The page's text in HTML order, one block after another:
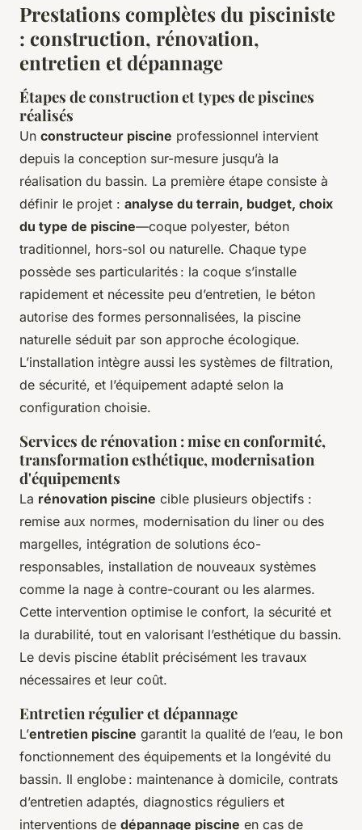
Prestations complètes du pisciniste
: construction, rénovation,
entretien et dépannage
Étapes de construction et types de piscines
réalisés
Un constructeur piscine professionnel intervient
depuis la conception sur-mesure jusqu’à la
réalisation du bassin. La première étape consiste à
définir le projet : analyse du terrain, budget, choix
du type de piscine—coque polyester, béton
traditionnel, hors-sol ou naturelle. Chaque type
possède ses particularités : la coque s’installe
rapidement et nécessite peu d’entretien, le béton
autorise des formes personnalisées, la piscine
naturelle séduit par son approche écologique.
L’installation intègre aussi les systèmes de filtration,
de sécurité, et l’équipement adapté selon la
configuration choisie.
Services de rénovation : mise en conformité,
transformation esthétique, modernisation
d'équipements
La rénovation piscine cible plusieurs objectifs :
remise aux normes, modernisation du liner ou des
margelles, intégration de solutions éco-
responsables, installation de nouveaux systèmes
comme la nage à contre-courant ou les alarmes.
Cette intervention optimise le confort, la sécurité et
la durabilité, tout en valorisant l’esthétique du bassin.
Le devis piscine établit précisément les travaux
nécessaires et leur coût.
Entretien régulier et dépannage
L’entretien piscine garantit la qualité de l’eau, le bon
fonctionnement des équipements et la longévité du
bassin. Il englobe : maintenance à domicile, contrats
d’entretien adaptés, diagnostics réguliers et
interventions de dépannage piscine en cas de